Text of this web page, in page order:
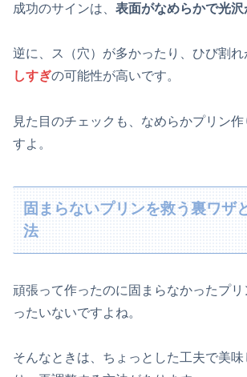
成功のサインは、 表面がなめらかで光沢
逆に、ス（穴）が多かったり、ひび割
しすぎの可能性が高いです。
見た目のチェックも、なめらかプリン
すよ。
固まらないプリンを救う裏ワザ
法
頑張って作ったのに固まらなかったプ
ったいないですよね。
そんなときは、ちょっとした工夫で美